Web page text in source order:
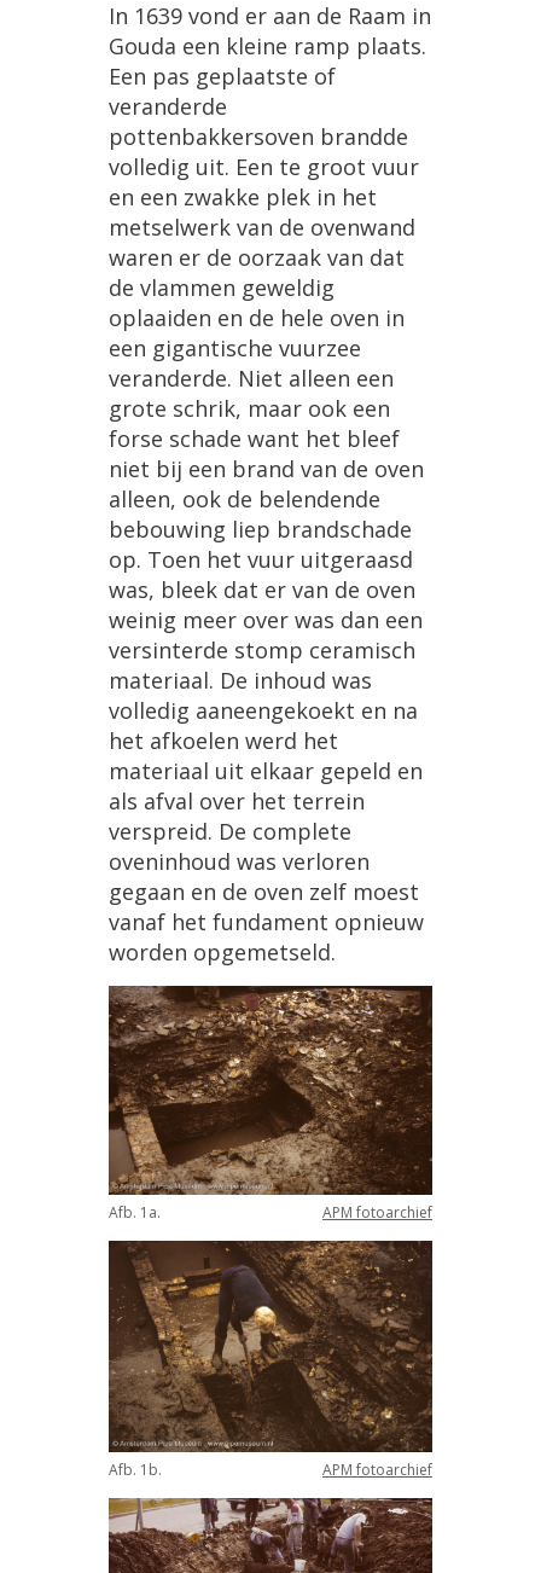
In 1639 vond er aan de Raam in
Gouda een kleine ramp plaats.
Een pas geplaatste of
veranderde
pottenbakkersoven brandde
volledig uit. Een te groot vuur
en een zwakke plek in het
metselwerk van de ovenwand
waren er de oorzaak van dat
de vlammen geweldig
oplaaiden en de hele oven in
een gigantische vuurzee
veranderde. Niet alleen een
grote schrik, maar ook een
forse schade want het bleef
niet bij een brand van de oven
alleen, ook de belendende
bebouwing liep brandschade
op. Toen het vuur uitgeraasd
was, bleek dat er van de oven
weinig meer over was dan een
versinterde stomp ceramisch
materiaal. De inhoud was
volledig aaneengekoekt en na
het afkoelen werd het
materiaal uit elkaar gepeld en
als afval over het terrein
verspreid. De complete
oveninhoud was verloren
gegaan en de oven zelf moest
vanaf het fundament opnieuw
worden opgemetseld.
Afb. 1a. APM fotoarchief
Afb. 1b. APM fotoarchief